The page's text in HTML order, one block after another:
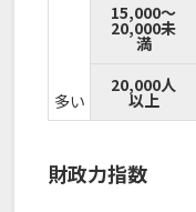
多い
15,000～
20,000未
満
20,000人
以上
財政力指数